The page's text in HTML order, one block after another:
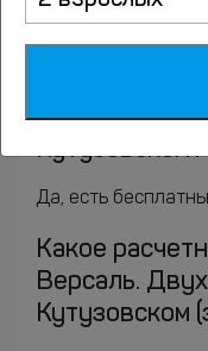
номера;
Есть ли wi-fi
квартире
Кутузовском?
Да, есть
Какое
Версаль.
Кутузовском